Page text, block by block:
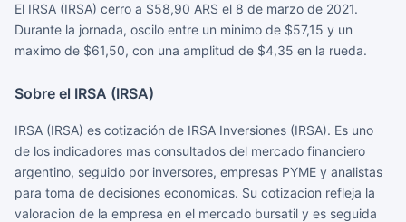
El IRSA (IRSA) cerro a $58,90 ARS el 8 de marzo de 2021.
Durante la jornada, oscilo entre un minimo de $57,15 y un
maximo de $61,50, con una amplitud de $4,35 en la rueda.
Sobre el IRSA (IRSA)
IRSA (IRSA) es cotización de IRSA Inversiones (IRSA). Es uno
de los indicadores mas consultados del mercado financiero
argentino, seguido por inversores, empresas PYME y analistas
para toma de decisiones economicas. Su cotizacion refleja la
valoracion de la empresa en el mercado bursatil y es seguida